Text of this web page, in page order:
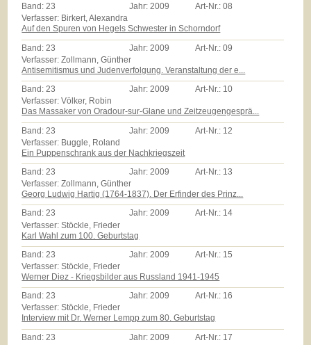
Band:23 Jahr:2009 Art-Nr.:08
Verfasser: Birkert, Alexandra
Auf den Spuren von Hegels Schwester in Schorndorf
Band: 23 Jahr: 2009 Art-Nr.:09
Verfasser: Zollmann, Günther
Antisemitismus und Judenverfolgung. Veranstaltung der e...
Band:23 Jahr:2009 Art-Nr.: 10
Verfasser: Völker, Robin
Das Massaker von Oradour-sur-Glane und Zeitzeugengesprä...
Band: 23 Jahr: 2009 Art-Nr.: 12
Verfasser: Buggle, Roland
Ein Puppenschrank aus der Nachkriegszeit
Band:23 Jahr:2009 Art-Nr.: 13
Verfasser: Zollmann, Günther
Georg Ludwig Hartig (1764-1837). Der Erfinder des Prinz...
Band:23 Jahr:2009 Art-Nr.: 14
Verfasser: Stöckle, Frieder
Karl Wahl zum 100. Geburtstag
Band:23 Jahr:2009 Art-Nr.: 15
Verfasser: Stöckle, Frieder
Werner Diez - Kriegsbilder aus Russland 1941-1945
Band:23 Jahr:2009 Art-Nr.: 16
Verfasser: Stöckle, Frieder
Interview mit Dr. Werner Lempp zum 80. Geburtstag
Band: 23 Jahr: 2009 Art-Nr.: 17